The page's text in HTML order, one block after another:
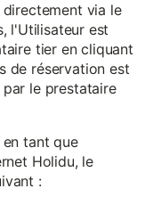
via le
l'Utilisateur est
tier en cliquant
de réservation est
le prestataire
tant que
Holidu, le
: